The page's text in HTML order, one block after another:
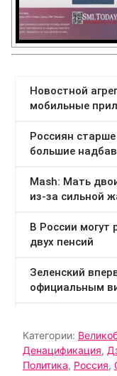
Категории:
Денацификация,
Политика, Россия,